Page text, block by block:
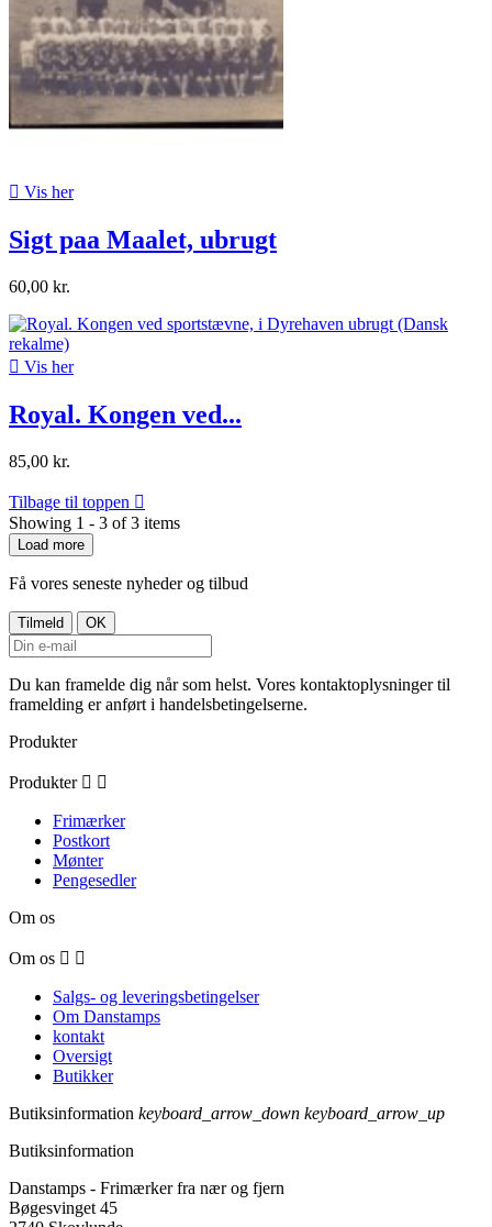
 Vis her
Sigt paa Maalet, ubrugt
60,00 kr.
 Vis her
Royal. Kongen ved...
85,00 kr.
Tilbage til toppen 
Showing 1 - 3 of 3 items
Load more
Få vores seneste nyheder og tilbud
Du kan framelde dig når som helst. Vores kontaktoplysninger til
framelding er anført i handelsbetingelserne.
Produkter
Produkter  
Frimærker
Postkort
Mønter
Pengesedler
Om os
Om os  
Salgs- og leveringsbetingelser
Om Danstamps
kontakt
Oversigt
Butikker
Butiksinformation keyboard_arrow_down keyboard_arrow_up
Butiksinformation
Danstamps - Frimærker fra nær og fjern
Bøgesvinget 45